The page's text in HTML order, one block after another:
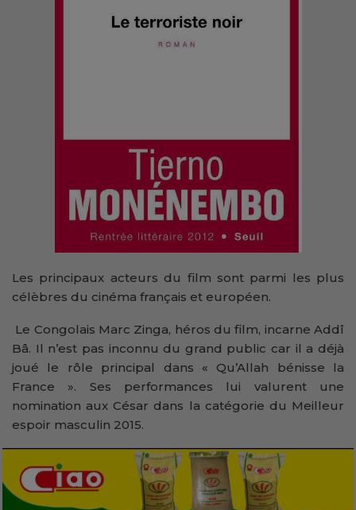
Les principaux acteurs du film sont parmi les plus
célèbres du cinéma français et européen.
Le Congolais Marc Zinga, héros du film, incarne Addî
Bâ. Il n’est pas inconnu du grand public car il a déjà
joué le rôle principal dans « Qu’Allah bénisse la
France ». Ses performances lui valurent une
nomination aux César dans la catégorie du Meilleur
espoir masculin 2015.